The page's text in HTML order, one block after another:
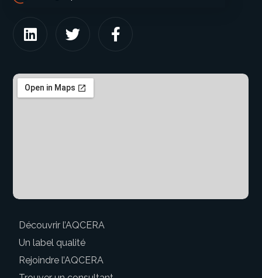
Découvrir l’AQCERA
Un label qualité
Rejoindre l’AQCERA